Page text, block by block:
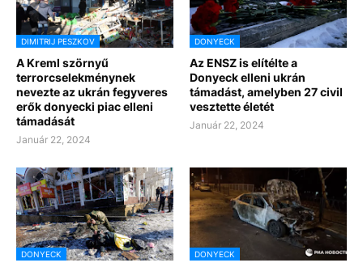
DIMITRIJ PESZKOV
A Kreml szörnyű
terrorcselekménynek
nevezte az ukrán fegyveres
erők donyecki piac elleni
támadását
Január 22, 2024
DONYECK
Az ENSZ is elítélte a
Donyeck elleni ukrán
támadást, amelyben 27 civil
vesztette életét
Január 22, 2024
DONYECK DONYECK